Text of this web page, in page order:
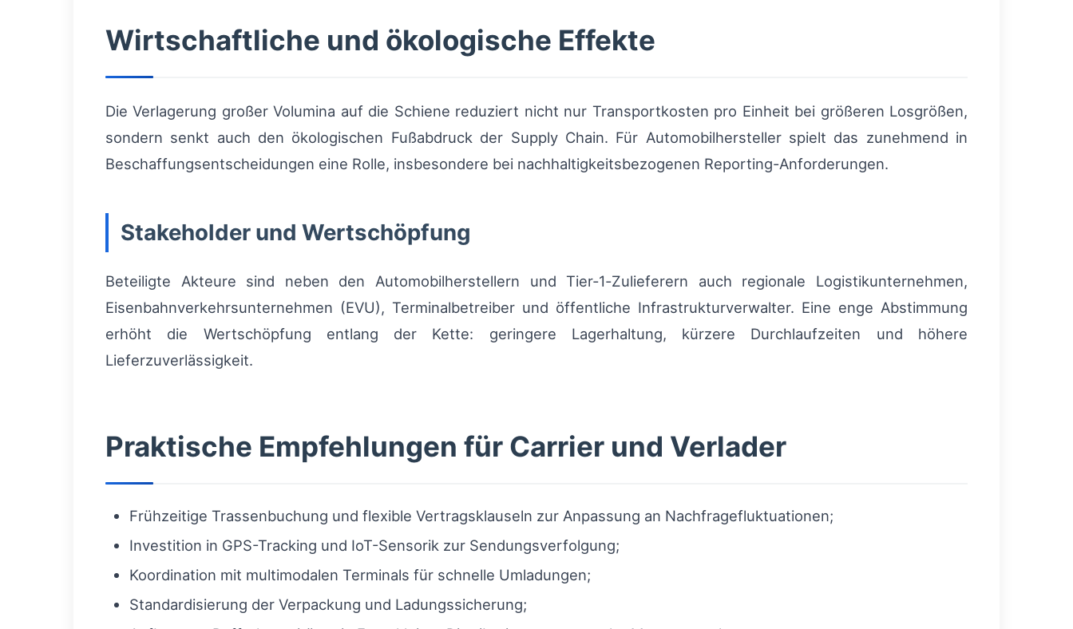
Wirtschaftliche und ökologische Effekte
Die Verlagerung großer Volumina auf die Schiene reduziert nicht nur Transportkosten pro Einheit bei größeren Losgrößen,
sondern senkt auch den ökologischen Fußabdruck der Supply Chain. Für Automobilhersteller spielt das zunehmend in
Beschaffungsentscheidungen eine Rolle, insbesondere bei nachhaltigkeitsbezogenen Reporting-Anforderungen.
Stakeholder und Wertschöpfung
Beteiligte Akteure sind neben den Automobilherstellern und Tier‑1‑Zulieferern auch regionale Logistikunternehmen,
Eisenbahnverkehrsunternehmen (EVU), Terminalbetreiber und öffentliche Infrastrukturverwalter. Eine enge Abstimmung
erhöht die Wertschöpfung entlang der Kette: geringere Lagerhaltung, kürzere Durchlaufzeiten und höhere
Lieferzuverlässigkeit.
Praktische Empfehlungen für Carrier und Verlader
Frühzeitige Trassenbuchung und flexible Vertragsklauseln zur Anpassung an Nachfragefluktuationen;
Investition in GPS-Tracking und IoT-Sensorik zur Sendungsverfolgung;
Koordination mit multimodalen Terminals für schnelle Umladungen;
Standardisierung der Verpackung und Ladungssicherung;